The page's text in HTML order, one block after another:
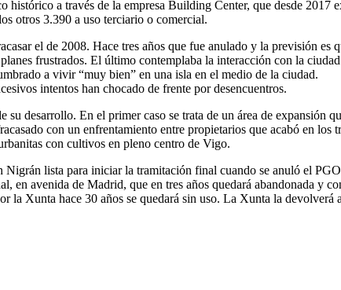
a través de la empresa Building Center, que desde 2017
otros 3.390 a uso terciario o comercial.
el de 2008. Hace tres años que fue anulado y la previsión es
frustrados. El último contemplaba la interacción con la
a vivir “muy bien” en una isla en el medio de la ciudad.
intentos han chocado de frente por desencuentros.
desarrollo. En el primer caso se trata de un área de expansión
con un enfrentamiento entre propietarios que acabó en los
con cultivos en pleno centro de Vigo.
lista para iniciar la tramitación final cuando se anuló el
en avenida de Madrid, que en tres años quedará abandonada y
Xunta hace 30 años se quedará sin uso. La Xunta la devolverá